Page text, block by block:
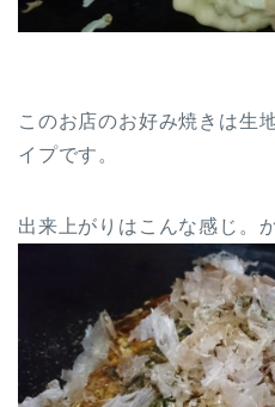
このお店のお好み焼きは生
イプです。
出来上がりはこんな感じ。